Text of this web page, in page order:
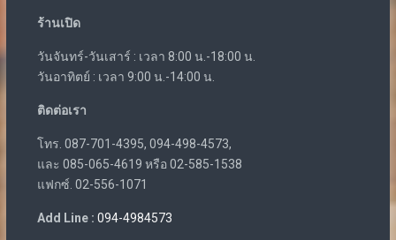
ร้านเปิด
วันจันทร์-วันเสาร์ : เวลา 8:00 น.-18:00 น.
วันอาทิตย์ : เวลา 9:00 น.-14:00 น.
ติดต่อเรา
โทร. 087-701-4395, 094-498-4573,
และ 085-065-4619 หรือ 02-585-1538
แฟกซ์. 02-556-1071
Add Line : 094-4984573